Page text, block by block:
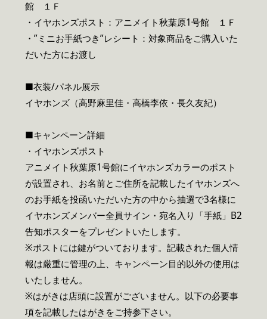
館 １Ｆ
・イヤホンズポスト：アニメイト秋葉原1号館 １Ｆ
・”ミニお手紙つき”レシート：対象商品をご購入いた
だいた方にお渡し
■衣装/パネル展示
イヤホンズ（高野麻里佳・高橋李依・長久友紀）
■キャンペーン詳細
・イヤホンズポスト
アニメイト秋葉原1号館にイヤホンズカラーのポスト
が設置され、お名前とご住所を記載したイヤホンズへ
のお手紙を投函いただいた方の中から抽選で3名様に
イヤホンズメンバー全員サイン・宛名入り「手紙」B2
告知ポスターをプレゼントいたします。
※ポストには鍵がついております。記載された個人情
報は厳重に管理の上、キャンペーン目的以外の使用は
いたしません。
※はがきは店頭に設置がございません。以下の必要事
項を記載したはがきをご持参下さい。